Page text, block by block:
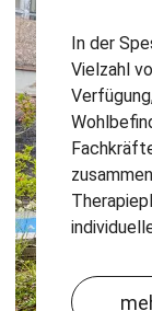
In der
Vielzahl